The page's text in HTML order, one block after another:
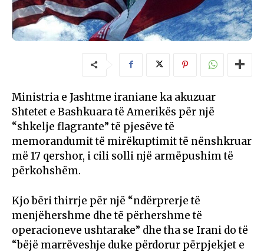
Ministria e Jashtme iraniane ka akuzuar
Shtetet e Bashkuara të Amerikës për një
“shkelje flagrante” të pjesëve të
memorandumit të mirëkuptimit të nënshkruar
më 17 qershor, i cili solli një armëpushim të
përkohshëm.
Kjo bëri thirrje për një “ndërprerje të
menjëhershme dhe të përhershme të
operacioneve ushtarake” dhe tha se Irani do të
“bëjë marrëveshje duke përdorur përpjekjet e